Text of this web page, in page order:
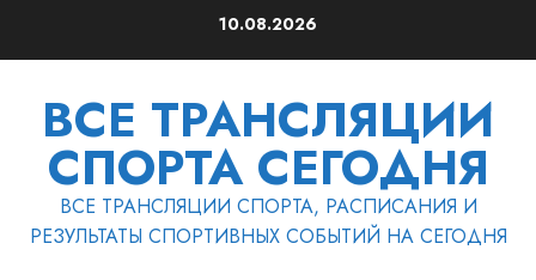
10.08.2026
ВСЕ ТРАНСЛЯЦИИ
СПОРТА СЕГОДНЯ
ВСЕ ТРАНСЛЯЦИИ СПОРТА, РАСПИСАНИЯ И
РЕЗУЛЬТАТЫ СПОРТИВНЫХ СОБЫТИЙ НА СЕГОДНЯ